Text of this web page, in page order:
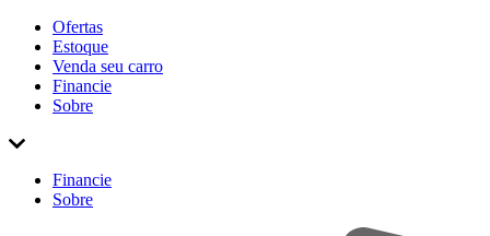
Ofertas
Estoque
Venda seu carro
Financie
Sobre
Financie
Sobre